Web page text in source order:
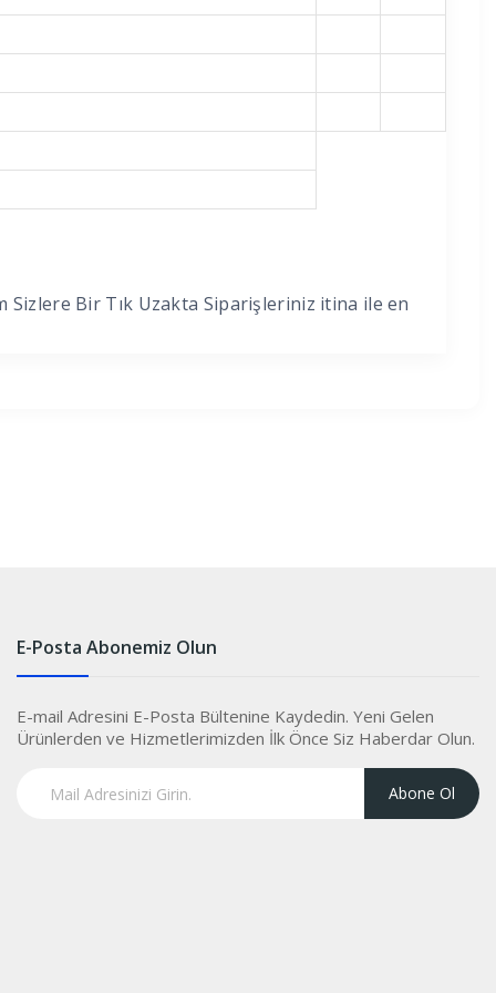
Sizlere Bir Tık Uzakta Siparişleriniz itina ile en
E-Posta Abonemiz Olun
E-mail Adresini E-Posta Bültenine Kaydedin. Yeni Gelen
Ürünlerden ve Hizmetlerimizden İlk Önce Siz Haberdar Olun.
Abone Ol